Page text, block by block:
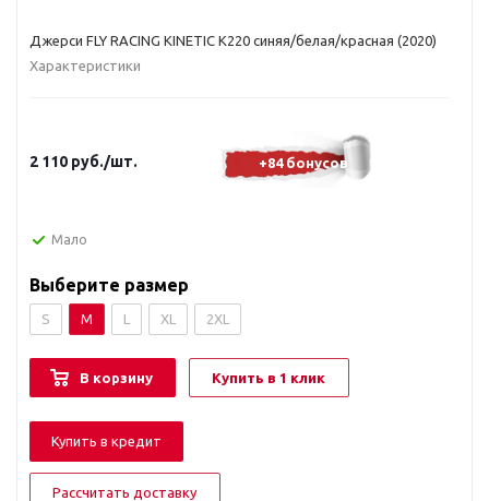
Джерси FLY RACING KINETIC K220 синяя/белая/красная (2020)
Характеристики
2 110 руб./шт. +84 бонусов
Мало
Выберите размер
S M L XL 2XL
В корзину Купить в 1 клик
Купить в кредит
Рассчитать доставку